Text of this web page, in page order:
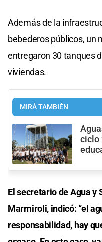
Además de la
bebederos públicos, un
entregaron 30 tanques
viviendas.
MIRÁ TAMBIÉN
ciclo
El secretario de Agua y
Marmiroli, indicó: “el
responsabilidad, hay